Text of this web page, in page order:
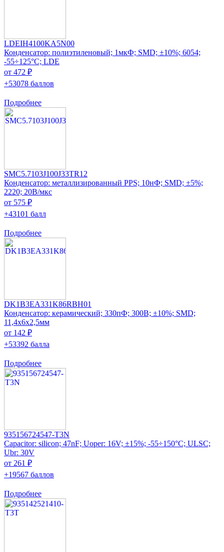
LDEIH4100KA5N00
Конденсатор: полиэтиленовый; 1мкФ; SMD; ±10%; 6054;
-55÷125°C; LDE
от 472 ₽
+53078 баллов
Подробнее
SMC5.7103J100J33TR12
Конденсатор: металлизированный PPS; 10нФ; SMD; ±5%;
2220; 20В/мкс
от 575 ₽
+43101 балл
Подробнее
DK1B3EA331K86RBH01
Конденсатор: керамический; 330пФ; 300В; ±10%; SMD;
11,4x6x2,5мм
от 142 ₽
+53392 балла
Подробнее
935156724547-T3N
Capacitor: silicon; 47nF; Uoper: 16V; ±15%; -55÷150°C; ULSC;
Ubr: 30V
от 261 ₽
+19567 баллов
Подробнее